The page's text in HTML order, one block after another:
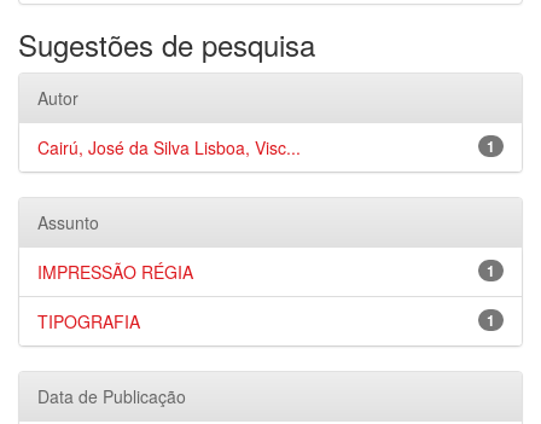
Sugestões de pesquisa
Autor
1
Cairú, José da Silva Lisboa, Visc...
Assunto
1
IMPRESSÃO RÉGIA
1
TIPOGRAFIA
Data de Publicação